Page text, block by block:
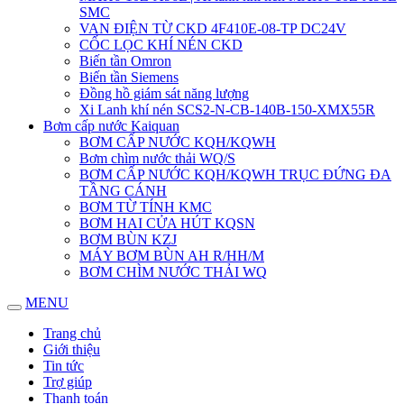
SMC
VAN ĐIỆN TỪ CKD 4F410E-08-TP DC24V
CỐC LỌC KHÍ NÉN CKD
Biến tần Omron
Biến tần Siemens
Đồng hồ giám sát năng lượng
Xi Lanh khí nén SCS2-N-CB-140B-150-XMX55R
Bơm cấp nước Kaiquan
BƠM CẤP NƯỚC KQH/KQWH
Bơm chìm nước thải WQ/S
BƠM CẤP NƯỚC KQH/KQWH TRỤC ĐỨNG ĐA
TẦNG CÁNH
BƠM TỪ TÍNH KMC
BƠM HAI CỬA HÚT KQSN
BƠM BÙN KZJ
MÁY BƠM BÙN AH R/HH/M
BƠM CHÌM NƯỚC THẢI WQ
MENU
Trang chủ
Giới thiệu
Tin tức
Trợ giúp
Thanh toán